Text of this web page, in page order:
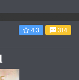
4.3 314